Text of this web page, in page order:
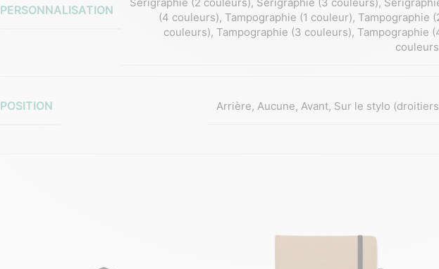
PERSONNALISATION
(4 couleurs), Tampographie (1 couleur), Tampographie
couleurs), Tampographie (3 couleurs), Tampographie
POSITION Arrière, Aucune, Avant, Sur le stylo